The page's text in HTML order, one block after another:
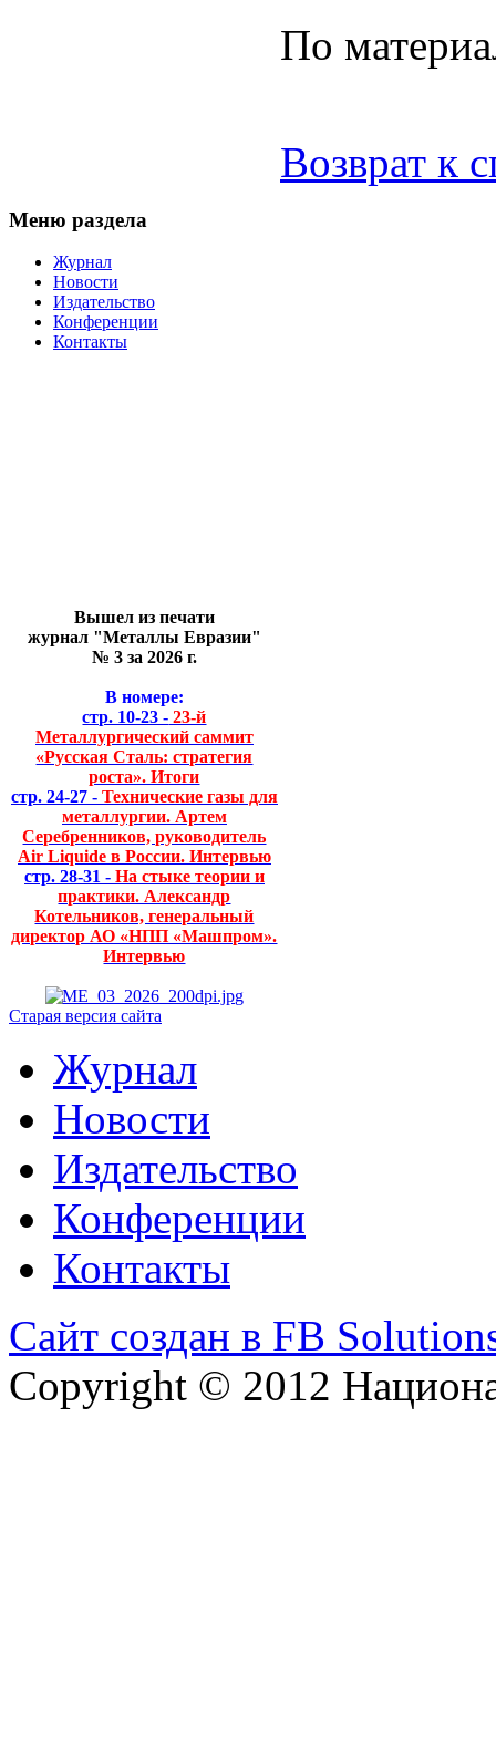
По
Возврат к
Меню раздела
Журнал
Новости
Издательство
Конференции
Контакты
Вышел из печати
журнал "Металлы Евразии"
№ 3 за 2026 г.
В номере:
стр. 10-23 - 23-й
Металлургический саммит
«Русская Сталь: стратегия
роста». Итоги
стр. 24-27 - Технические газы для
металлургии. Артем
Серебренников, руководитель
Air Liquide в России. Интервью
стр. 28-31 - На стыке теории и
практики. Александр
Котельников, генеральный
директор АО «НПП «Машпром».
Интервью
Старая версия сайта
Журнал
Новости
Издательство
Конференции
Контакты
Сайт создан в FB
Copyright © 2012